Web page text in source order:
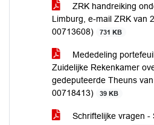
ZRK handreiking
Limburg, e-mail ZRK van
00713608)
731 KB
Mededeling
Zuidelijke Rekenkamer
gedeputeerde Theuns
00718413)
39 KB
Schriftelijke vragen -